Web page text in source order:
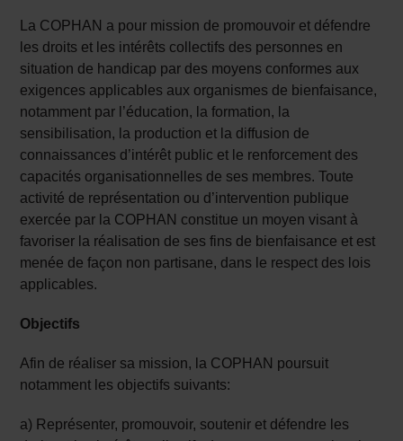
La COPHAN a pour mission de promouvoir et défendre
les droits et les intérêts collectifs des personnes en
situation de handicap par des moyens conformes aux
exigences applicables aux organismes de bienfaisance,
notamment par l’éducation, la formation, la
sensibilisation, la production et la diffusion de
connaissances d’intérêt public et le renforcement des
capacités organisationnelles de ses membres. Toute
activité de représentation ou d’intervention publique
exercée par la COPHAN constitue un moyen visant à
favoriser la réalisation de ses fins de bienfaisance et est
menée de façon non partisane, dans le respect des lois
applicables.
Objectifs
Afin de réaliser sa mission, la COPHAN poursuit
notamment les objectifs suivants:
a) Représenter, promouvoir, soutenir et défendre les